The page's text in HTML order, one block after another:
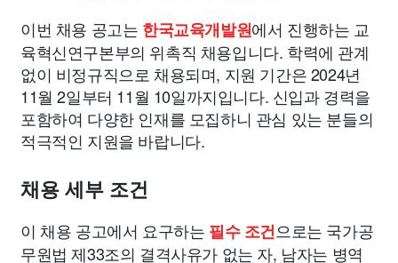
이번 채용 공고는 한국교육개발원에서 진행하는 교
육혁신연구본부의 위촉직 채용입니다. 학력에 관계
없이 비정규직으로 채용되며, 지원 기간은 2024년
11월 2일부터 11월 10일까지입니다. 신입과 경력을
포함하여 다양한 인재를 모집하니 관심 있는 분들의
적극적인 지원을 바랍니다.
채용 세부 조건
이 채용 공고에서 요구하는 필수 조건으로는 국가공
무원법 제33조의 결격사유가 없는 자, 남자는 병역